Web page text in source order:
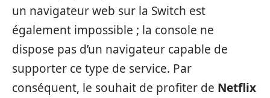
un navigateur web sur la Switch est
également impossible ; la console ne
dispose pas d’un navigateur capable de
supporter ce type de service. Par
conséquent, le souhait de profiter de Netflix